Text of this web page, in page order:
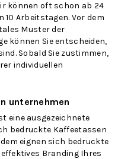
können oft schon ab 24
Arbeitstagen. Vor dem
Muster der
können Sie entscheiden,
Sobald Sie zustimmen,
individuellen
unternehmen
eine ausgezeichnete
bedruckte Kaffeetassen
eignen sich bedruckte
Branding Ihres